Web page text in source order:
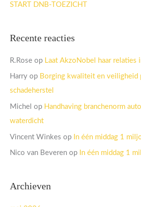
START DNB-TOEZICHT
Recente reacties
R.Rose op Laat AkzoNobel haar relaties
Harry op Borging kwaliteit en veiligheid
schadeherstel
Michel op Handhaving branchenorm
waterdicht
Vincent Winkes op In één middag 1
Nico van Beveren op In één middag 1
Archieven